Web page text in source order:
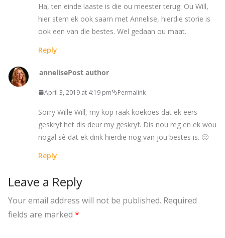
Ha, ten einde laaste is die ou meester terug. Ou Will,
hier stem ek ook saam met Annelise, hierdie storie is
ook een van die bestes. Wel gedaan ou maat.
Reply
annelisePost author
April 3, 2019 at 4:19 pm Permalink
Sorry Wille Will, my kop raak koekoes dat ek eers
geskryf het dis deur my geskryf. Dis nou reg en ek wou
nogal sê dat ek dink hierdie nog van jou bestes is. 🙂
Reply
Leave a Reply
Your email address will not be published. Required
fields are marked *